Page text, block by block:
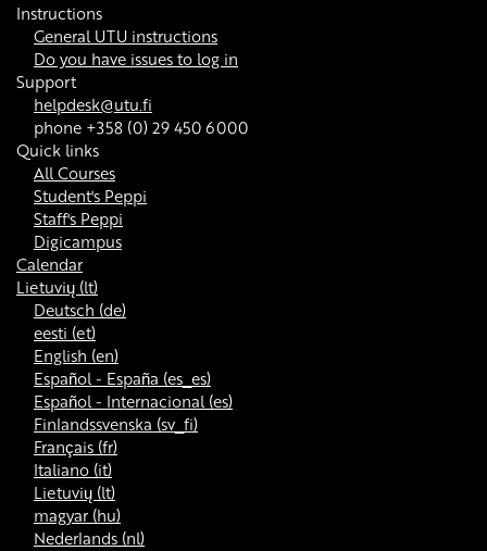
Instructions
General UTU instructions
Do you have issues to log in
Support
helpdesk@utu.fi
phone +358 (0) 29 450 6000
Quick links
All Courses
Student's Peppi
Staff's Peppi
Digicampus
Calendar
Lietuvių ‎(lt)‎
Deutsch ‎(de)‎
eesti ‎(et)‎
English ‎(en)‎
Español - España ‎(es_es)‎
Español - Internacional ‎(es)‎
Finlandssvenska ‎(sv_fi)‎
Français ‎(fr)‎
Italiano ‎(it)‎
Lietuvių ‎(lt)‎
magyar ‎(hu)‎
Nederlands ‎(nl)‎